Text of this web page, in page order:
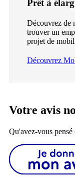
Prêt à
Découvrez de
trouver un
projet de
Découvrez
Votre avis
Qu'avez-vous